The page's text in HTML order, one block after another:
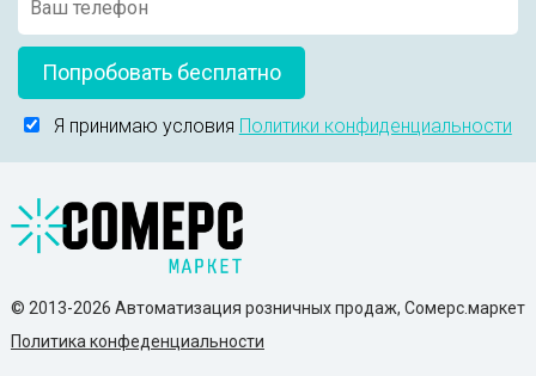
Попробовать бесплатно
Я принимаю условия Политики конфиденциальности
© 2013-2026 Автоматизация розничных продаж, Сомерс.маркет
Политика конфеденциальности